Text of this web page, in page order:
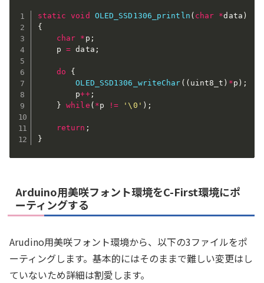
static void OLED_SSD1306_println ( char *data )
{
char * p ;
    p
= data ;
do
{
OLED_SSD1306_writeChar ( ( uint8_t ) *p ) ;
        p
++;
}
while ( *p != '\0' ) ;
return ;
}
Arduino用美咲フォント環境をC-First環境にポ
ーティングする
Arudino用美咲フォント環境から、以下の3ファイルをポ
ーティングします。基本的にはそのままで難しい変更はし
ていないため詳細は割愛します。